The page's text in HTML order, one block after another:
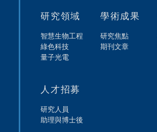
研究領域
智慧生物工程
綠色科技
量子光電
學術成果
研究焦點
期刊文章
人才招募
研究人員
助理與博士後